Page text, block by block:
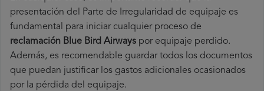
presentación del Parte de Irregularidad de equipaje es
fundamental para iniciar cualquier proceso de
reclamación Blue Bird Airways por equipaje perdido.
Además, es recomendable guardar todos los documentos
que puedan justificar los gastos adicionales ocasionados
por la pérdida del equipaje.